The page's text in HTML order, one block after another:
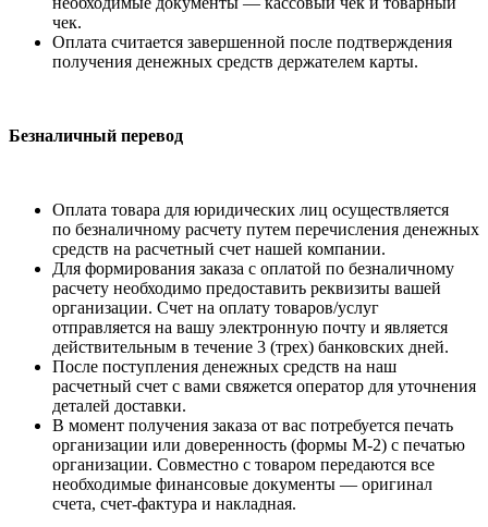
чек.
Оплата считается завершенной после подтверждения
получения денежных средств держателем карты.
Безналичный перевод
Оплата товара для юридических лиц осуществляется
по безналичному расчету путем перечисления денежных
средств на расчетный счет нашей компании.
Для формирования заказа с оплатой по безналичному
расчету необходимо предоставить реквизиты вашей
организации. Счет на оплату товаров/услуг
отправляется на вашу электронную почту и является
действительным в течение 3 (трех) банковских дней.
После поступления денежных средств на наш
расчетный счет с вами свяжется оператор для уточнения
деталей доставки.
В момент получения заказа от вас потребуется печать
организации или доверенность (формы М-2) с печатью
организации. Совместно с товаром передаются все
необходимые финансовые документы — оригинал
счета, счет-фактура и накладная.